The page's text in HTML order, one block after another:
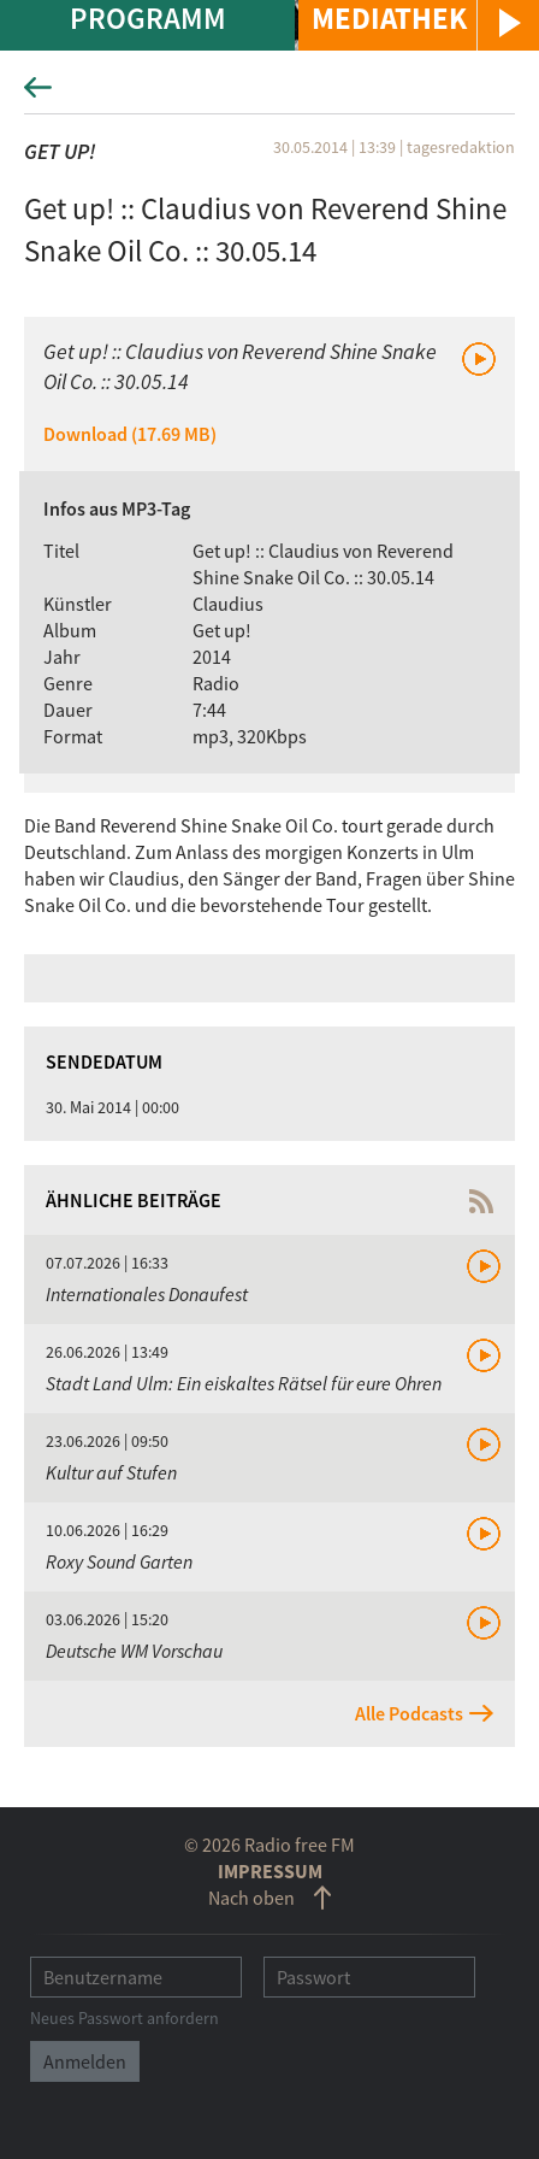
MEDIATHEK
PROGRAMM
GET UP! 30.05.2014 | 13:39 | tagesredaktion
Get up! :: Claudius von Reverend Shine
Snake Oil Co. :: 30.05.14
Get up! :: Claudius von Reverend Shine Snake
Oil Co. :: 30.05.14
Download (17.69 MB)
Infos aus MP3-Tag
Titel
Get up! :: Claudius von Reverend
Shine Snake Oil Co. :: 30.05.14
Künstler
Claudius
Album
Get up!
Jahr
2014
Genre
Radio
Dauer
7:44
Format
mp3, 320Kbps
Die Band Reverend Shine Snake Oil Co. tourt gerade durch
Deutschland. Zum Anlass des morgigen Konzerts in Ulm
haben wir Claudius, den Sänger der Band, Fragen über Shine
Snake Oil Co. und die bevorstehende Tour gestellt.
SENDEDATUM
30. Mai 2014 | 00:00
ÄHNLICHE BEITRÄGE
07.07.2026 | 16:33
Internationales Donaufest
26.06.2026 | 13:49
Stadt Land Ulm: Ein eiskaltes Rätsel für eure Ohren
23.06.2026 | 09:50
Kultur auf Stufen
10.06.2026 | 16:29
Roxy Sound Garten
03.06.2026 | 15:20
Deutsche WM Vorschau
Alle Podcasts
© 2026 Radio free FM
IMPRESSUM
Nach oben
Neues Passwort anfordern